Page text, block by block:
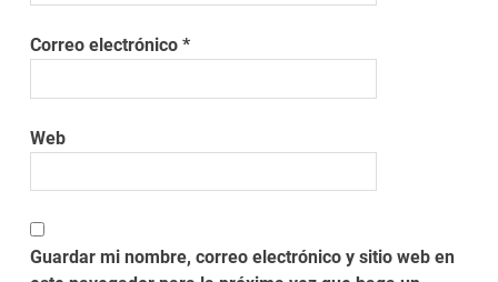
Correo electrónico*
Web
Guardar mi nombre, correo electrónico y sitio web en